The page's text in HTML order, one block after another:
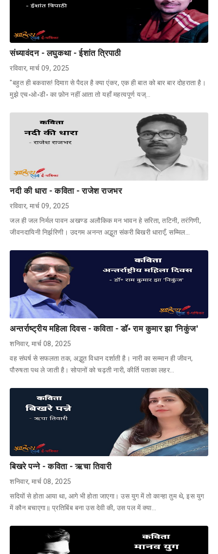
संध्यावंदन - लघुकथा - ईशांत त्रिपाठी
रविवार, मार्च 09, 2025
"बहुत ही बकवास! दिमाग़ से पैदल है क्या एंकर, एक ही बात को बार बार दोहराता है।
मुझे एच॰ओ॰डी॰ का फ़ोन नहीं आता तो यहाँ महत्वपूर्ण यज्…
नदी की धारा - कविता - राजेश राजभर
रविवार, मार्च 09, 2025
जल ही जल निर्मल पावन अखण्ड अलौकिक मन भावन हे सरिता, तटिनी, तरंगिणी,
जीवनदायिनी निर्झरिणी। उदगम अनन्त अद्भुत संकरी बिखरी धाराएँ, सम्मिल…
अन्तर्राष्ट्रीय महिला दिवस - कविता - डॉ॰ राम कुमार झा 'निकुंज'
शनिवार, मार्च 08, 2025
वह संघर्ष से सफलता तक, अद्भुत विधान दर्शाती है। नारी का सम्मान ही जीवन,
पौरुषता पथ ले जाती है। सोपानों को चढ़ती नारी, कीर्ति पताका लहर…
बिखरे पन्ने - कविता - ऋचा तिवारी
शनिवार, मार्च 08, 2025
सदियों से होता आया था, आगे भी होता जाएगा। उस युग में तो कान्हा तुम थे, इस युग
में कौन बचाएगा॥ प्रतिबिंब बना उस देवी की, उस पल में क्या…